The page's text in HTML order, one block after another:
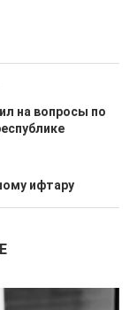
на вопросы по
ифтару